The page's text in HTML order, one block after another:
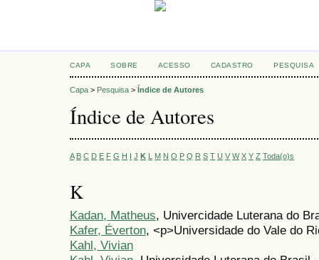
CAPA SOBRE ACESSO CADASTRO PESQUISA
Capa > Pesquisa > Índice de Autores
Índice de Autores
A B C D E F G H I J K L M N O P Q R S T U V W X Y Z Toda(o)s
K
Kadan, Matheus, Univercidade Luterana do
Kafer, Éverton, <p>Universidade do Vale do
Kahl, Vivian